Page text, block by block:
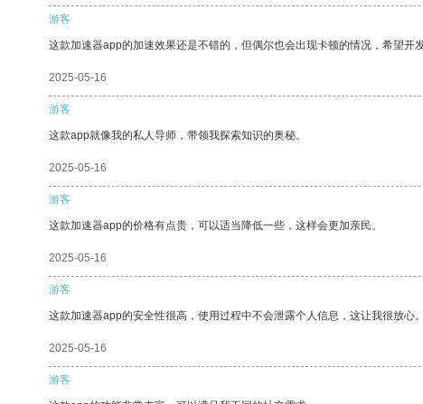
游客
这款加速器app的加速效果还是不错的，但偶尔也会出现卡顿的情况，希望开
2025-05-16
游客
这款app就像我的私人导师，带领我探索知识的奥秘。
2025-05-16
游客
这款加速器app的价格有点贵，可以适当降低一些，这样会更加亲民。
2025-05-16
游客
这款加速器app的安全性很高，使用过程中不会泄露个人信息，这让我很放心
2025-05-16
游客